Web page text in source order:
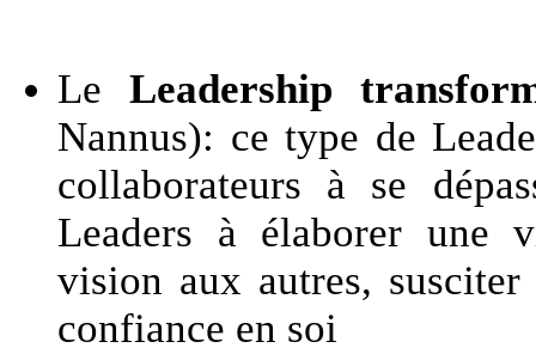
Le Leadership
Nannus): ce type de
collaborateurs à se
Leaders à élaborer une
vision aux autres,
confiance en soi